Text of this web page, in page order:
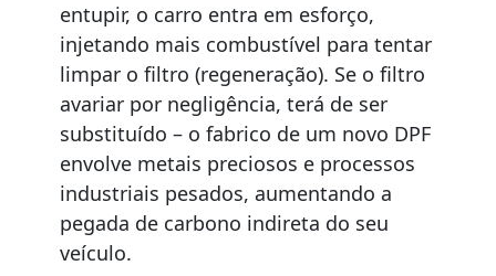
entupir, o carro entra em esforço,
injetando mais combustível para tentar
limpar o filtro (regeneração). Se o filtro
avariar por negligência, terá de ser
substituído – o fabrico de um novo DPF
envolve metais preciosos e processos
industriais pesados, aumentando a
pegada de carbono indireta do seu
veículo.